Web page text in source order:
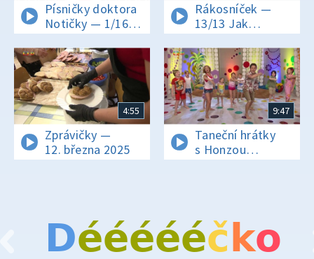
Písničky doktora
Notičky — 1/16
Marnivá
sestřenice
Rákosníček —
13/13 Jak
Rákosníček
přivedl
nebeskému
Pastýři
zatoulanou
hvězdu
4:55
Zprávičky —
12. března 2025
9:47
Taneční hrátky
s Honzou
Onderem — OMI -
Déééééč ko